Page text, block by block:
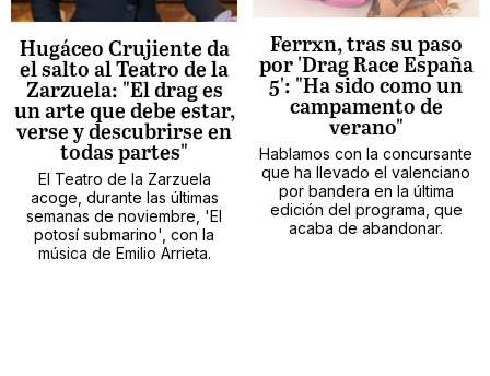
Hugáceo Crujiente da
el salto al Teatro de la
Zarzuela: "El drag es
un arte que debe estar,
verse y descubrirse en
todas partes"
El Teatro de la Zarzuela
acoge, durante las últimas
semanas de noviembre, 'El
potosí submarino', con la
música de Emilio Arrieta.
Ferrxn, tras su paso
por 'Drag Race España
5': "Ha sido como un
campamento de
verano"
Hablamos con la concursante
que ha llevado el valenciano
por bandera en la última
edición del programa, que
acaba de abandonar.